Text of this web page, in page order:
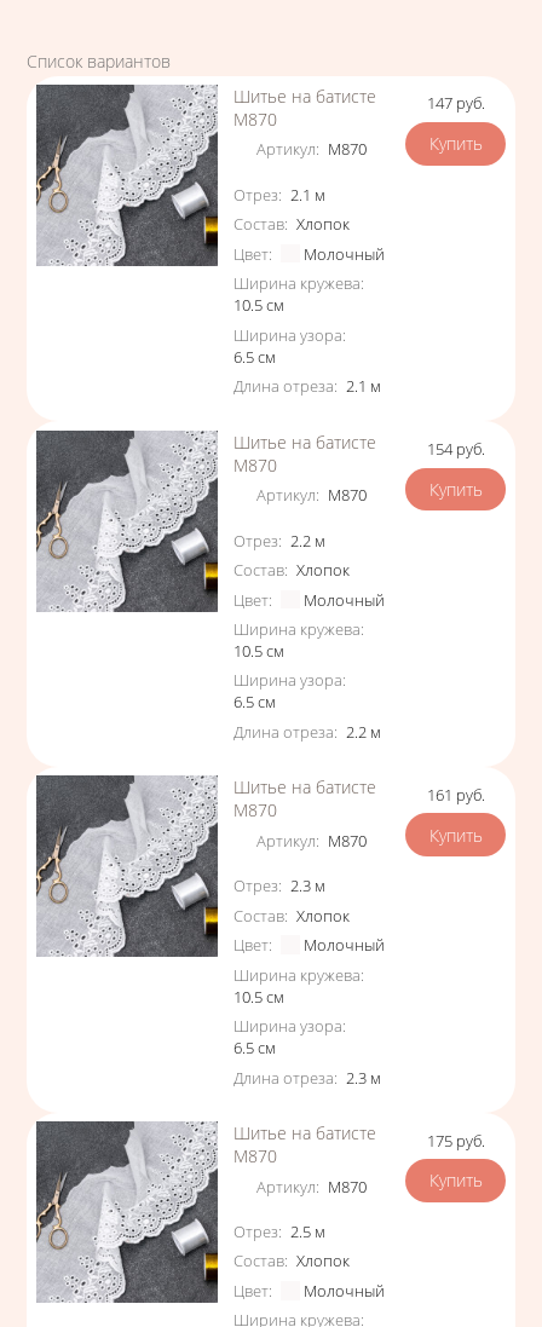
Список вариантов
Шитье на батисте
М870
Артикул: М870
Характеристики
Отрез: 2.1 м
Состав: Хлопок
Цвет:
Молочный
Ширина кружева:
10.5см
Ширина узора:
6.5см
Длина отреза: 2.1 м
Цена
147 руб.
Шитье на батисте
М870
Артикул: М870
Характеристики
Отрез: 2.2 м
Состав: Хлопок
Цвет:
Молочный
Ширина кружева:
10.5см
Ширина узора:
6.5см
Длина отреза: 2.2 м
Цена
154 руб.
Шитье на батисте
М870
Артикул: М870
Характеристики
Отрез: 2.3 м
Состав: Хлопок
Цвет:
Молочный
Ширина кружева:
10.5см
Ширина узора:
6.5см
Длина отреза: 2.3 м
Цена
161 руб.
Шитье на батисте
М870
Артикул: М870
Характеристики
Отрез: 2.5 м
Состав: Хлопок
Цвет:
Молочный
Ширина кружева:
Цена
175 руб.